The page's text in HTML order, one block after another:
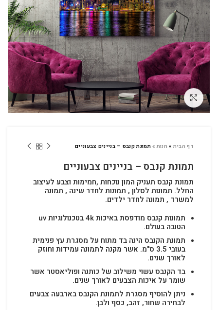
לחץ להגדלה
דף הבית» חנות»תמונת קנבס – בניינים צבעוניים
תמונת קנבס – בניינים צבעוניים
תמונת קנבס תעניק המון נוכחות ,חמימות וצבע לעיצוב
החלל. תמונות לסלון , תמונות לחדר שינה , תמונה
למשרד , תמונה לחדר ילדים.
תמונות קנבס מודפסת באיכות 4k בטכנולוגיות uv
הטובה בעולם.
תמונת הקנבס הינה בד מתוח על מסגרת עץ פנימית
בעובי 3.5 ס"מ. אשר מקנה לתמונה עמידות וחוזק
לאורך שנים.
בד הקנבס עשוי משילוב של כותנה ופוליאסטר אשר
שומר על איכות הצבעים לאורך שנים.
ניתן להוסיף מסגרת לתמונת הקנבס בארבעה צבעים
לבחירה שחור, זהב, כסף ולבן.